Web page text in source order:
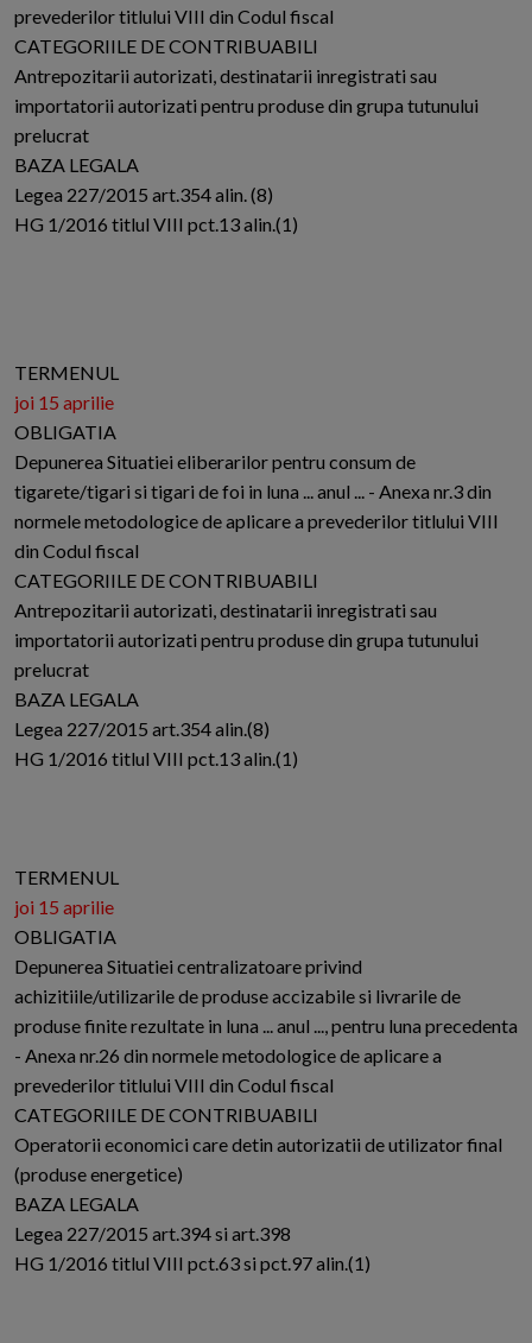
prevederilor titlului VIII din Codul fiscal
CATEGORIILE DE CONTRIBUABILI
Antrepozitarii autorizati, destinatarii inregistrati sau
importatorii autorizati pentru produse din grupa tutunului
prelucrat
BAZA LEGALA
Legea 227/2015 art.354 alin. (8)
HG 1/2016 titlul VIII pct.13 alin.(1)
TERMENUL
joi 15 aprilie
OBLIGATIA
Depunerea Situatiei eliberarilor pentru consum de
tigarete/tigari si tigari de foi in luna ... anul ... - Anexa nr.3 din
normele metodologice de aplicare a prevederilor titlului VIII
din Codul fiscal
CATEGORIILE DE CONTRIBUABILI
Antrepozitarii autorizati, destinatarii inregistrati sau
importatorii autorizati pentru produse din grupa tutunului
prelucrat
BAZA LEGALA
Legea 227/2015 art.354 alin.(8)
HG 1/2016 titlul VIII pct.13 alin.(1)
TERMENUL
joi 15 aprilie
OBLIGATIA
Depunerea Situatiei centralizatoare privind
achizitiile/utilizarile de produse accizabile si livrarile de
produse finite rezultate in luna ... anul ..., pentru luna precedenta
- Anexa nr.26 din normele metodologice de aplicare a
prevederilor titlului VIII din Codul fiscal
CATEGORIILE DE CONTRIBUABILI
Operatorii economici care detin autorizatii de utilizator final
(produse energetice)
BAZA LEGALA
Legea 227/2015 art.394 si art.398
HG 1/2016 titlul VIII pct.63 si pct.97 alin.(1)